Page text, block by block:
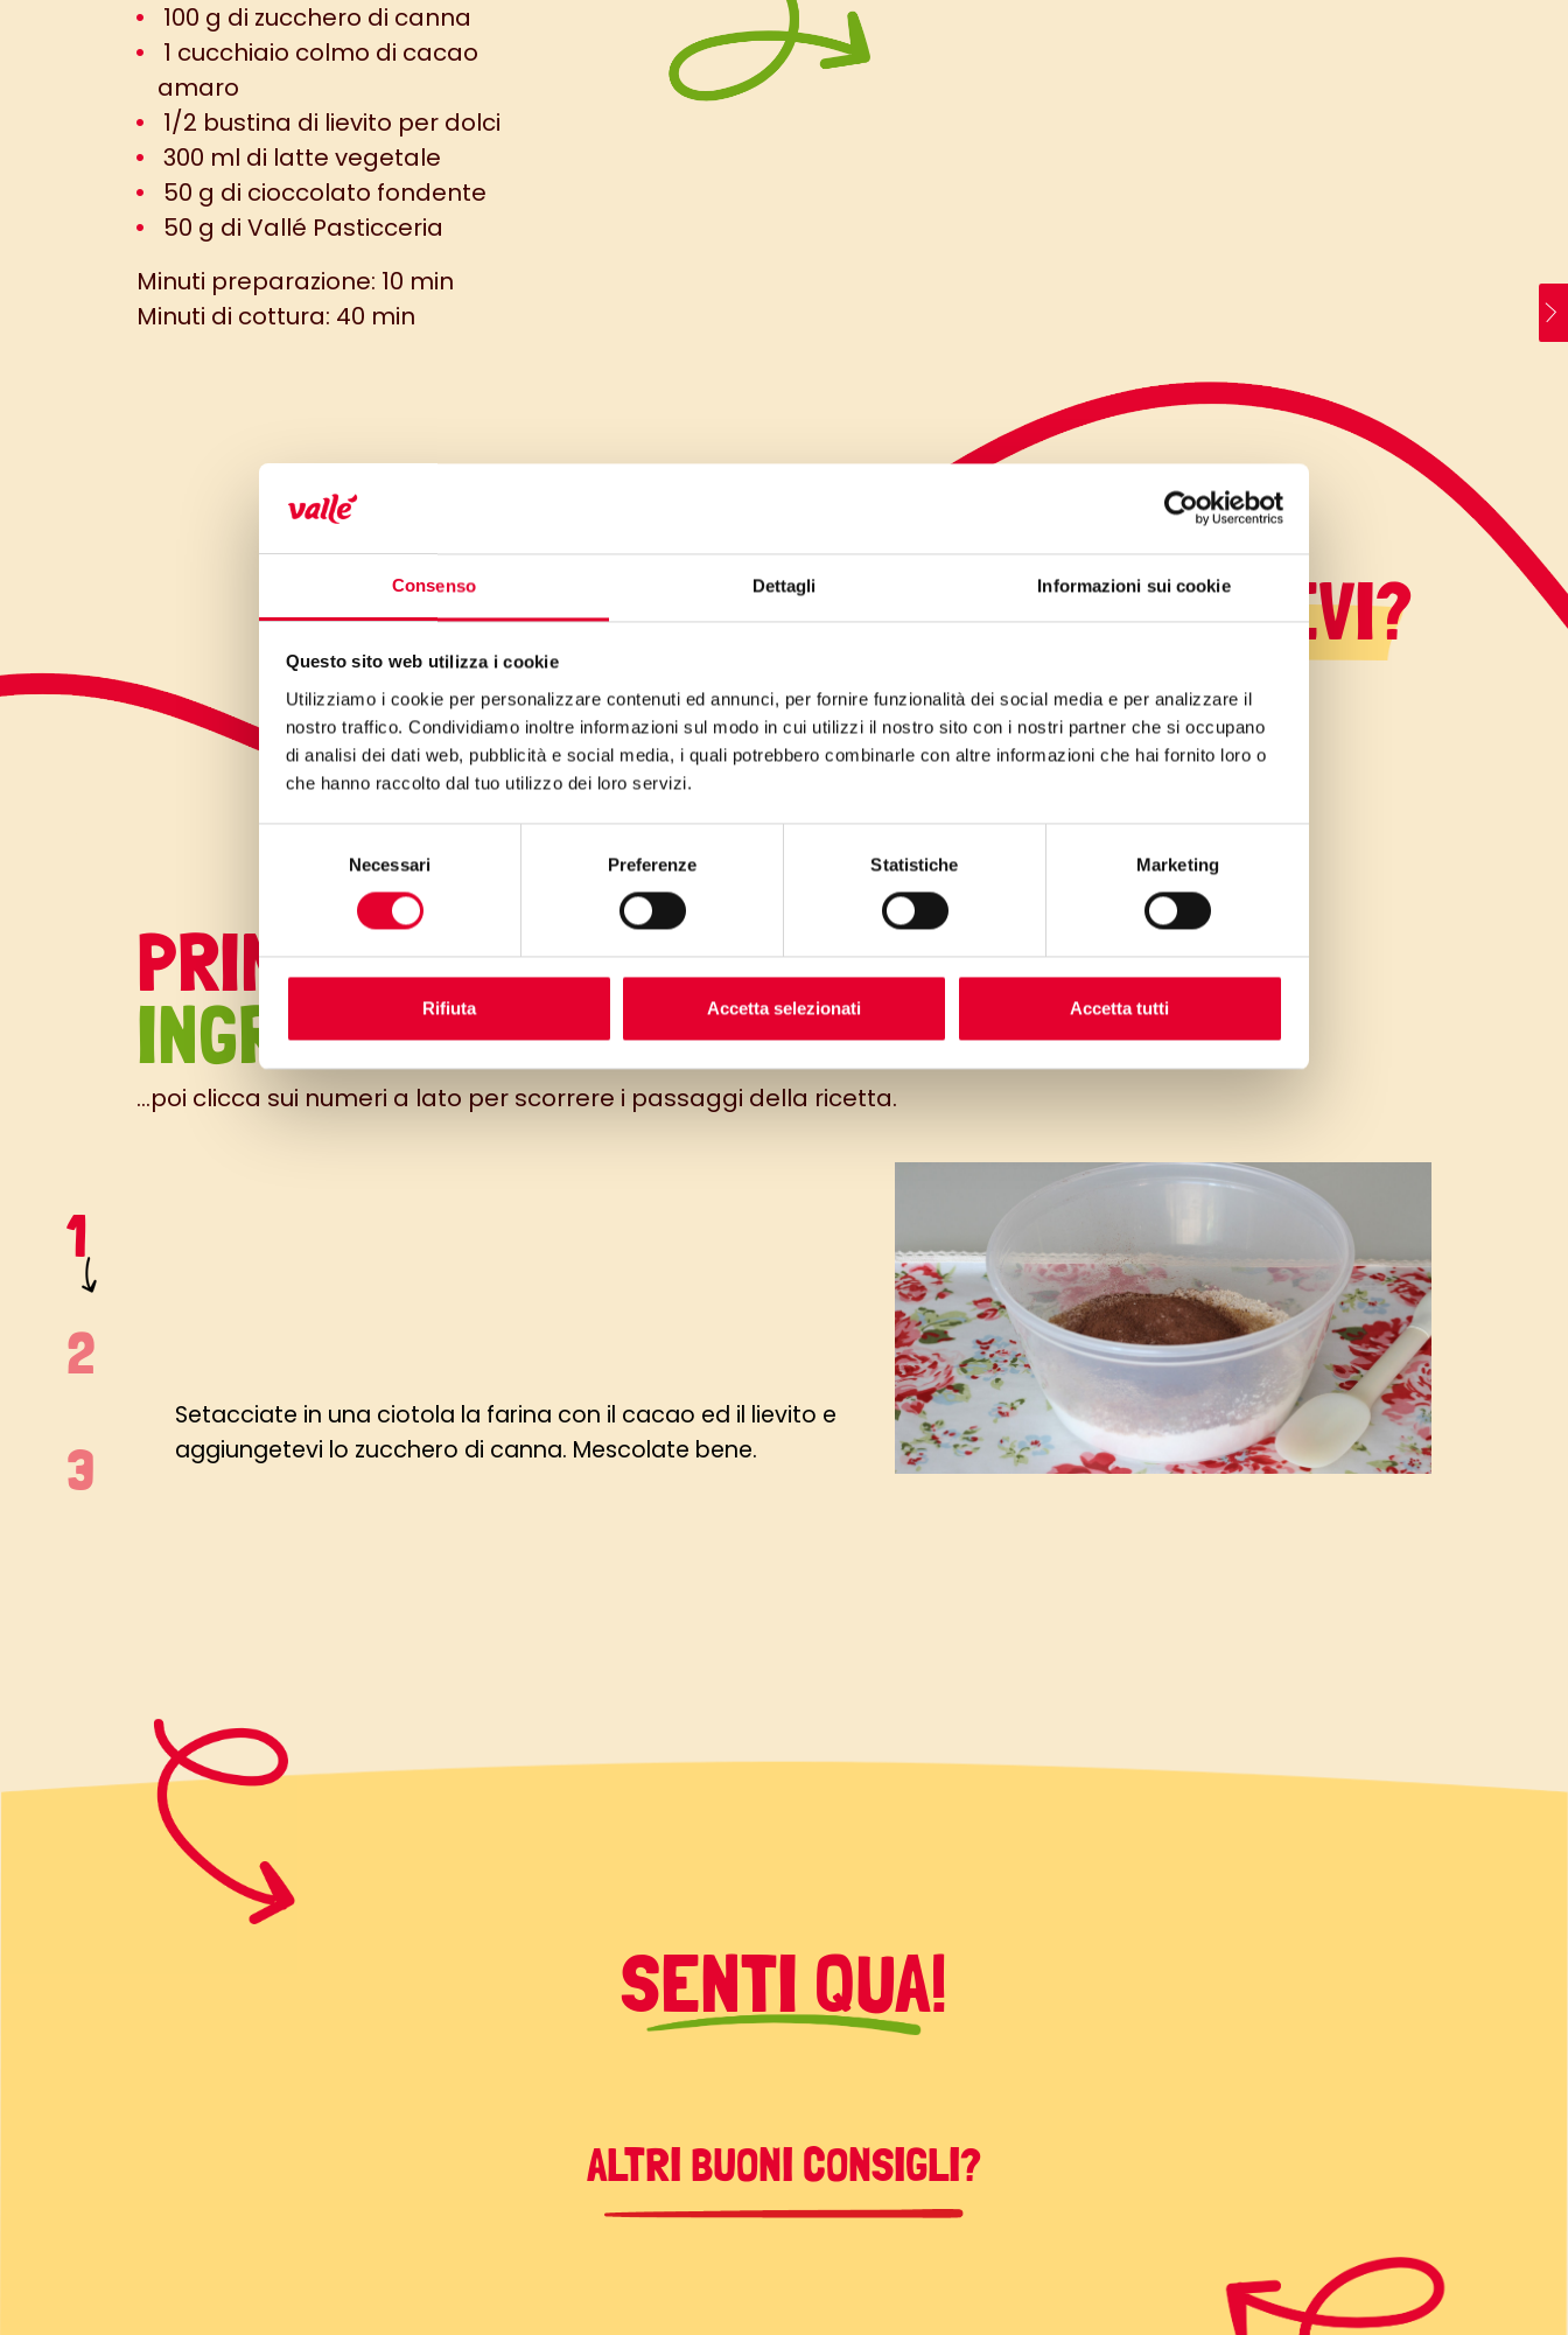
Consenso Dettagli Informazioni sui cookie
Questo sito web utilizza i cookie
Utilizziamo i cookie per personalizzare contenuti ed annunci, per fornire funzionalità dei social media e per analizzare il
nostro traffico. Condividiamo inoltre informazioni sul modo in cui utilizzi il nostro sito con i nostri partner che si occupano
di analisi dei dati web, pubblicità e social media, i quali potrebbero combinarle con altre informazioni che hai fornito loro o
che hanno raccolto dal tuo utilizzo dei loro servizi.
Necessari Preferenze Statistiche Marketing
Rifiuta Accetta selezionati Accetta tutti
100 g di zucchero di canna
1 cucchiaio colmo di cacao
amaro
1/2 bustina di lievito per dolci
300 ml di latte vegetale
50 g di cioccolato fondente
50 g di Vallé Pasticceria
Minuti preparazione: 10 min
Minuti di cottura: 40 min
LO SAPEVI?
PRIMA GLI
INGREDIENTI
...poi clicca sui numeri a lato per scorrere i passaggi della ricetta.
Setacciate in una ciotola la farina con il cacao ed il lievito e
aggiungetevi lo zucchero di canna. Mescolate bene.
Aggiungete il latte vegetale e la Vallé Pasticceria sciolta insieme
al cioccolato fondente, mescolate con una spatola per
ottenere un impasto omogeneo che verserete in uno stampo
SENTI QUA!
ALTRI BUONI CONSIGLI?